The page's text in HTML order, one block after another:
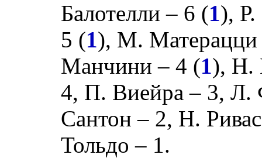
Балотелли – 6 (1),
5 (1), М. Матерацци
Манчини – 4 (1), Н.
4, П. Виейра – 3,Л.
Сантон – 2, Н. Ривас
Тольдо – 1.